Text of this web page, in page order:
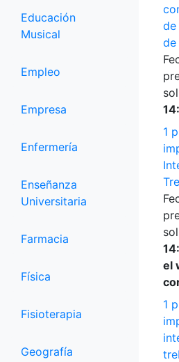
Educación
Musical
Empleo
Empresa
Enfermería
Enseñanza
Universitaria
Farmacia
Física
Fisioterapia
Geografía
de
de
1
el
1